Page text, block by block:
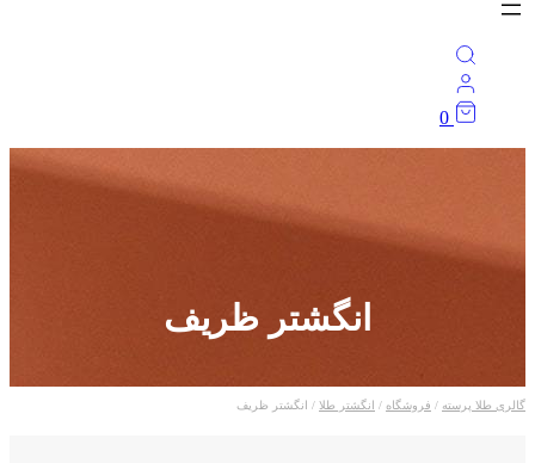
0
انگشتر ظریف
طلا پرسته /فروشگاه/انگشتر طلا / انگشتر ظریف